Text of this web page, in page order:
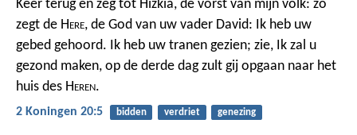
Keer terug en zeg tot Hizkia, de vorst van mijn volk: zo
zegt de Here, de God van uw vader David: Ik heb uw
gebed gehoord. Ik heb uw tranen gezien; zie, Ik zal u
gezond maken, op de derde dag zult gij opgaan naar het
huis des Heren.
2 Koningen 20:5 bidden verdriet genezing